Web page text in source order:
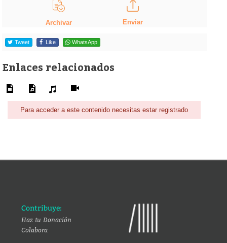
Archivar Enviar
Tweet Like WhatsApp
Enlaces relacionados
Para acceder a este contenido necesitas estar registrado
Contribuye:
Haz tu Donación
Colabora